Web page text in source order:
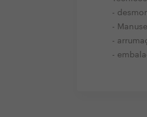
-
-
-
-